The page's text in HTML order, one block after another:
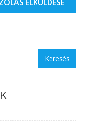
ELKÜLDÉSE